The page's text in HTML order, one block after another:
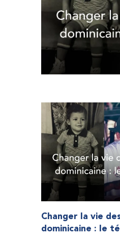
Changer la vie
dominicaine : le